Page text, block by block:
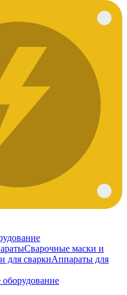
Сварочные маски и
для сваркиАппараты для